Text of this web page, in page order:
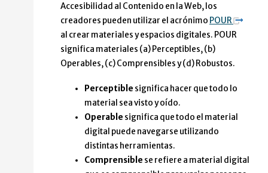
Accesibilidad al Contenido en la Web, los
creadores pueden utilizar el acrónimo POUR
al crear materiales y espacios digitales. POUR
significa materiales (a) Perceptibles, (b)
Operables, (c) Comprensibles y (d) Robustos.
Perceptible significa hacer que todo lo
material sea visto y oído.
Operable significa que todo el material
digital puede navegarse utilizando
distintas herramientas.
Comprensible se refiere a material digital